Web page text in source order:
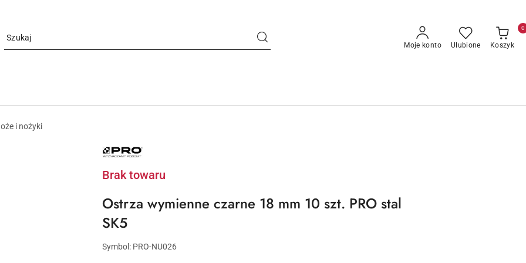
Moje konto Ulubione Koszyk
0
i nożyki
NAZWA
PRODUCENTA:
Brak towaru
Ostrza wymienne czarne 18 mm 10 szt. PRO stal
SK5
Symbol: PRO-NU026